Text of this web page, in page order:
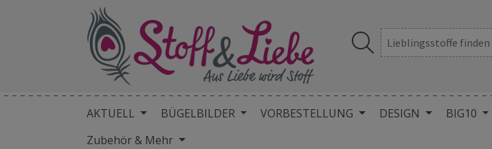
AKTUELL BÜGELBILDER VORBESTELLUNG DESIGN BIG10
Zubehör & Mehr